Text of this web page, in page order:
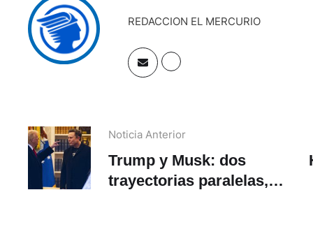
REDACCION EL MERCURIO
Noticia Anterior
Trump y Musk: dos
trayectorias paralelas,